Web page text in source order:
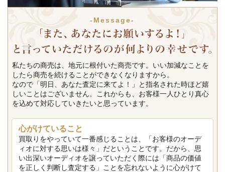
-Message-
私たちの商売は、地元に根付いた商売です。いい加減なことを
したら商売を続けることができなくなりますから。
なので「明日、あなた査定に来てよ！」と指名された時ほど嬉
しいことはございません。これからも、お客様一人ひとり真心
を込めて対応していきたいと思っています。
心がけていること
買取りをやっていて一番感じることは、「お客様のオーデ
ィオに対する思いは様々」だということです。だから、思
い出深いオーディオを譲っていただく際には「商品の価値
を正しく判断し査定する」ことを忘れないように心がけて